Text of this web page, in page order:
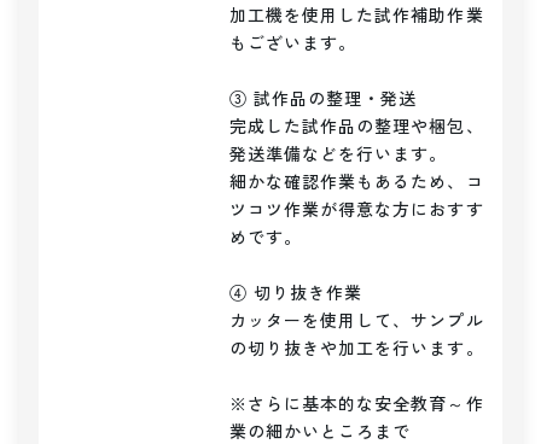
加工機を使用した試作補助作業
もございます。
③ 試作品の整理・発送
完成した試作品の整理や梱包、
発送準備などを行います。
細かな確認作業もあるため、コ
ツコツ作業が得意な方におすす
めです。
④ 切り抜き作業
カッターを使用して、サンプル
の切り抜きや加工を行います。
※さらに基本的な安全教育～作
業の細かいところまで